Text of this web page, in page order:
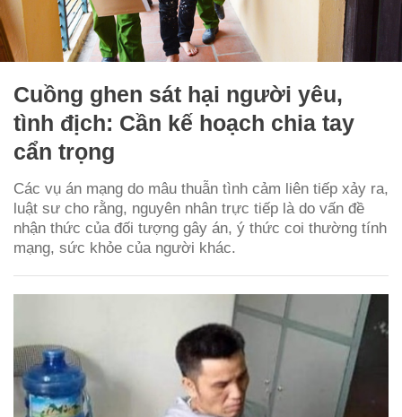
Cuồng ghen sát hại người yêu,
tình địch: Cần kế hoạch chia tay
cẩn trọng
Các vụ án mạng do mâu thuẫn tình cảm liên tiếp xảy ra,
luật sư cho rằng, nguyên nhân trực tiếp là do vấn đề
nhận thức của đối tượng gây án, ý thức coi thường tính
mạng, sức khỏe của người khác.